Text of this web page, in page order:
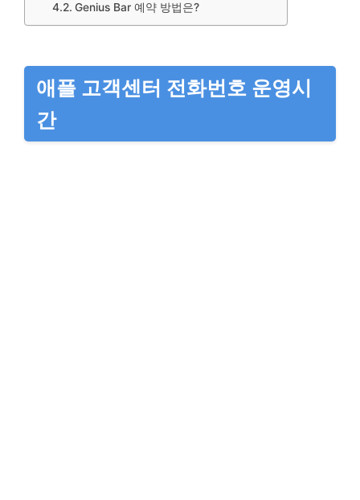
Genius Bar 예약 방법은?
애플 고객센터 전화번호 운영시
간